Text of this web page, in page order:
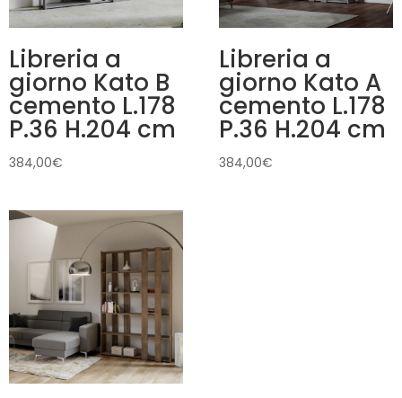
Libreria a
giorno Kato B
cemento L.178
P.36 H.204 cm
384,00€
Libreria a
giorno Kato A
cemento L.178
P.36 H.204 cm
384,00€